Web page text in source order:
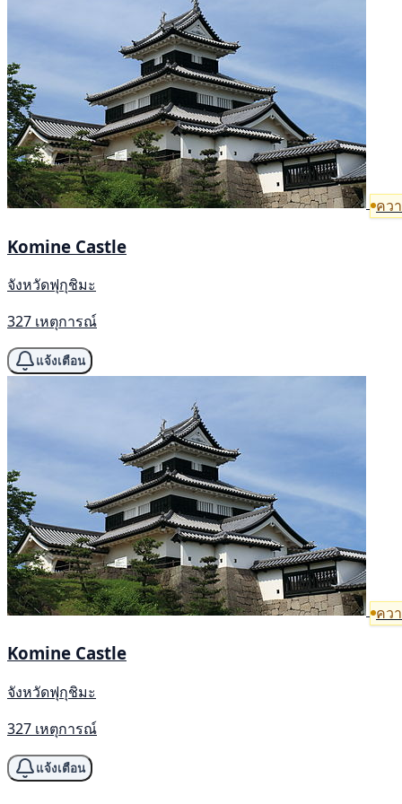
คว
Komine Castle
จังหวัดฟุกุชิมะ
327 เหตุการณ์
แจ้งเตือน
คว
Komine Castle
จังหวัดฟุกุชิมะ
327 เหตุการณ์
แจ้งเตือน